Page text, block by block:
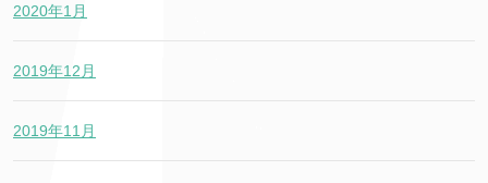
2020年1月
2019年12月
2019年11月